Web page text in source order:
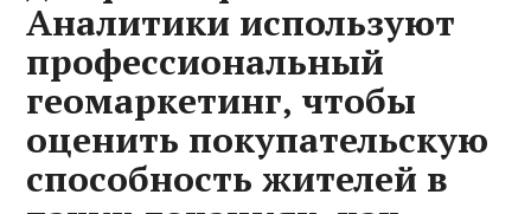
Аналитики используют
профессиональный
геомаркетинг‚ чтобы
оценить покупательскую
способность жителей в